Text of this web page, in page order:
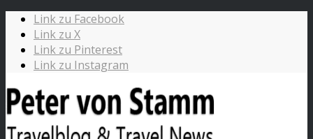
Link zu Facebook
Link zu X
Link zu Pinterest
Link zu Instagram